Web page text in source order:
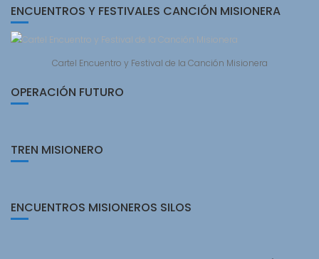
ENCUENTROS Y FESTIVALES CANCIÓN MISIONERA
Cartel Encuentro y Festival de la Canción Misionera
OPERACIÓN FUTURO
TREN MISIONERO
ENCUENTROS MISIONEROS SILOS